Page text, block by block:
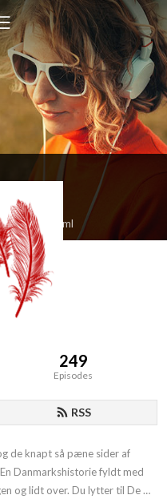
feed.xml
249
Episodes
RSS
de knapt så pæne sider af
Danmarkshistorie fyldt med
og lidt over. Du lytter til De